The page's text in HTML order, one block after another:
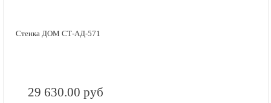
Стенка ДОМ СТ-АД-571
29 630.00 руб